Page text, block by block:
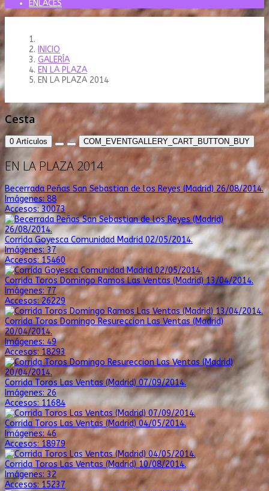
ENLACES
INICIO
GALERÍA
EN LA PLAZA
EN LA PLAZA 2014
Cesta
0 Artículos COM_EVENTGALLERY_CART_BUTTON_BUY
EN LA PLAZA 2014
Becerrada Peñas San Sebastian de los Reyes (Madrid) 26/08/2014.
Imágenes: 88
Accesos: 30073
Corrida Goyesca Comunidad Madrid 02/05/2014.
Imágenes: 37
Accesos: 15460
Corrida Toros Domingo Ramos Las Ventas (Madrid) 13/04/2014.
Imágenes: 77
Accesos: 26229
Corrida Toros Domingo Resureccion Las Ventas (Madrid)
20/04/2014.
Imágenes: 49
Accesos: 18293
Corrida Toros Las Ventas (Madrid) 07/09/2014.
Imágenes: 26
Accesos: 11684
Corrida Toros Las Ventas (Madrid) 04/05/2014.
Imágenes: 46
Accesos: 18979
Corrida Toros Las Ventas (Madrid) 10/08/2014.
Imágenes: 32
Accesos: 15237